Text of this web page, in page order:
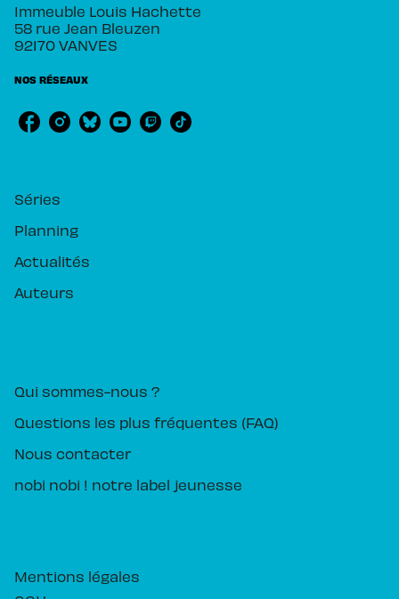
Immeuble Louis Hachette
58 rue Jean Bleuzen
92170 VANVES
NOS RÉSEAUX
Séries
Planning
Actualités
Auteurs
Qui sommes-nous ?
Questions les plus fréquentes (FAQ)
Nous contacter
nobi nobi ! notre label jeunesse
Mentions légales